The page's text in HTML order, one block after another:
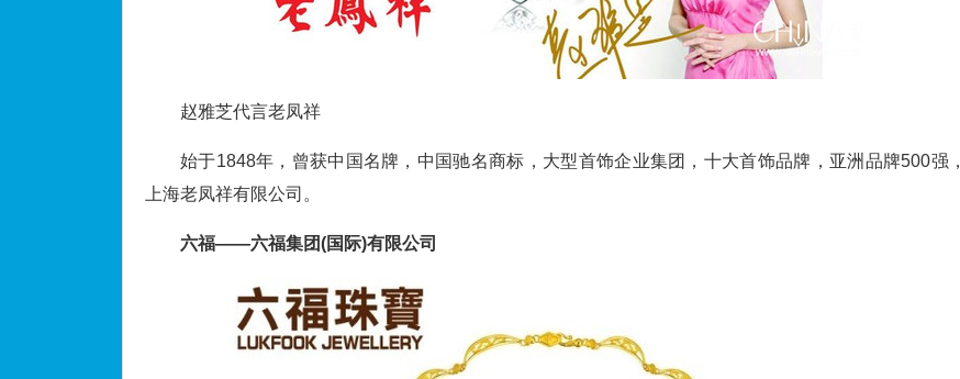
赵雅芝代言老凤祥
始于1848年，曾获中国名牌，中国驰名商标，大型首饰企业集团，十大首饰品牌，亚洲品牌500强，
上海老凤祥有限公司。
六福——六福集团(国际)有限公司